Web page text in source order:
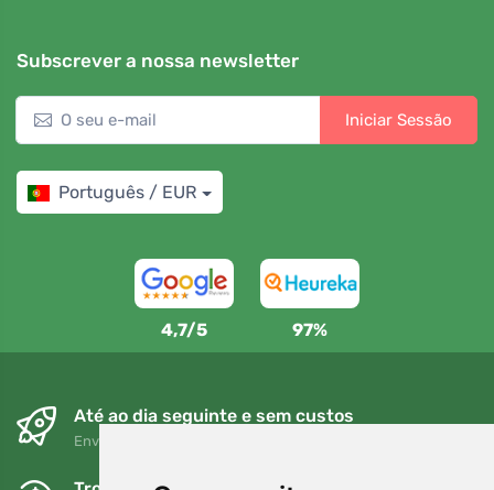
Subscrever a nossa newsletter
Iniciar Sessão
Português / EUR
4,7/5 97%
Até ao dia seguinte e sem custos
Envio gratuito para encomendas superiores a 80 EUR